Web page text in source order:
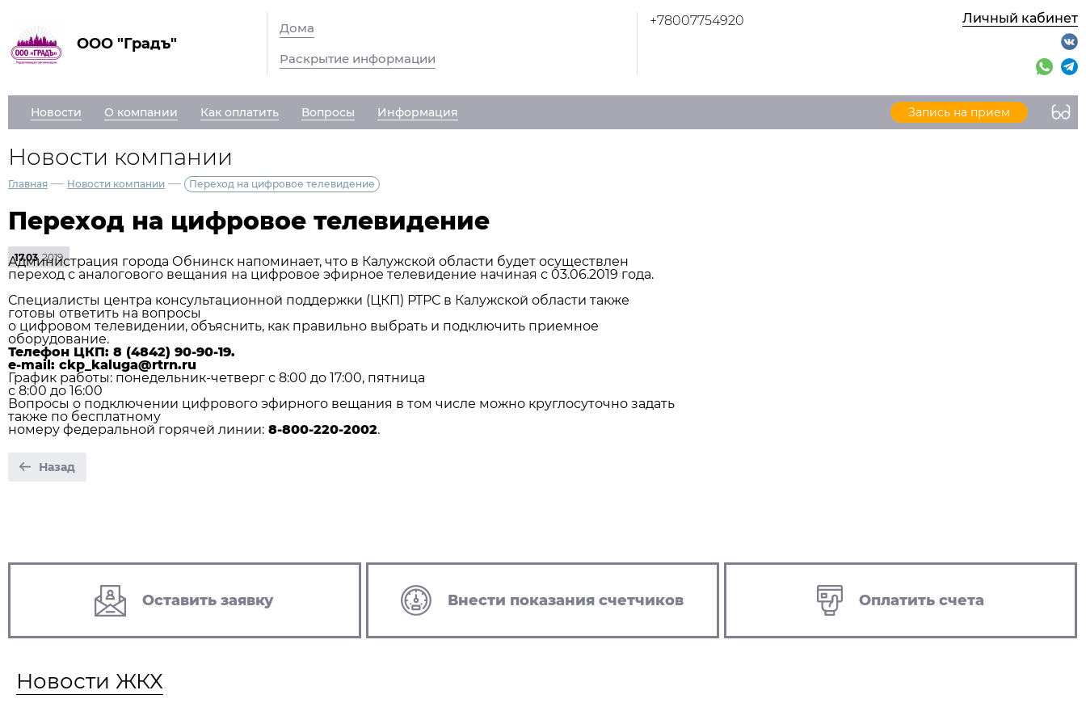
ООО "Градъ"
Дома
Раскрытие информации
+78007754920 Личный кабинет
Новости О компании Как оплатить Вопросы Информация Запись на прием
Новости компании
Главная — Новости компании — Переход на цифровое телевидение
Переход на цифровое телевидение
17.03 2019
Администрация города Обнинск напоминает, что в Калужской области будет осуществлен
переход с аналогового вещания на цифровое эфирное телевидение начиная с 03.06.2019 года.
Специалисты центра консультационной поддержки (ЦКП) РТРС в Калужской области также
готовы ответить на вопросы
о цифровом телевидении, объяснить, как правильно выбрать и подключить приемное
оборудование.
Телефон ЦКП: 8 (4842) 90-90-19.
е-mail: ckp_kaluga@rtrn.ru
График работы: понедельник-четверг с 8:00 до 17:00, пятница
с 8:00 до 16:00
Вопросы о подключении цифрового эфирного вещания в том числе можно круглосуточно задать
также по бесплатному
номеру федеральной горячей линии: 8-800-220-2002.
Назад
Оставить заявку Внести показания счетчиков Оплатить счета
Новости ЖКХ